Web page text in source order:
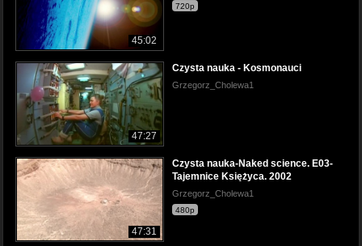
45:02
720p
47:27
Czysta nauka - Kosmonauci
Grzegorz_Cholewa1
47:31
Czysta nauka-Naked science. E03-
Tajemnice Księżyca. 2002
Grzegorz_Cholewa1
480p